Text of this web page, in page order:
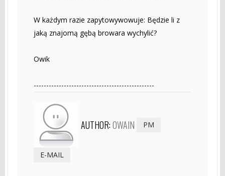
W każdym razie zapytowywowuje: Będzie li z
jaką znajomą gębą browara wychylić?
Owik
------------------------------------------------
AUTHOR:OWAIN PM
E-MAIL